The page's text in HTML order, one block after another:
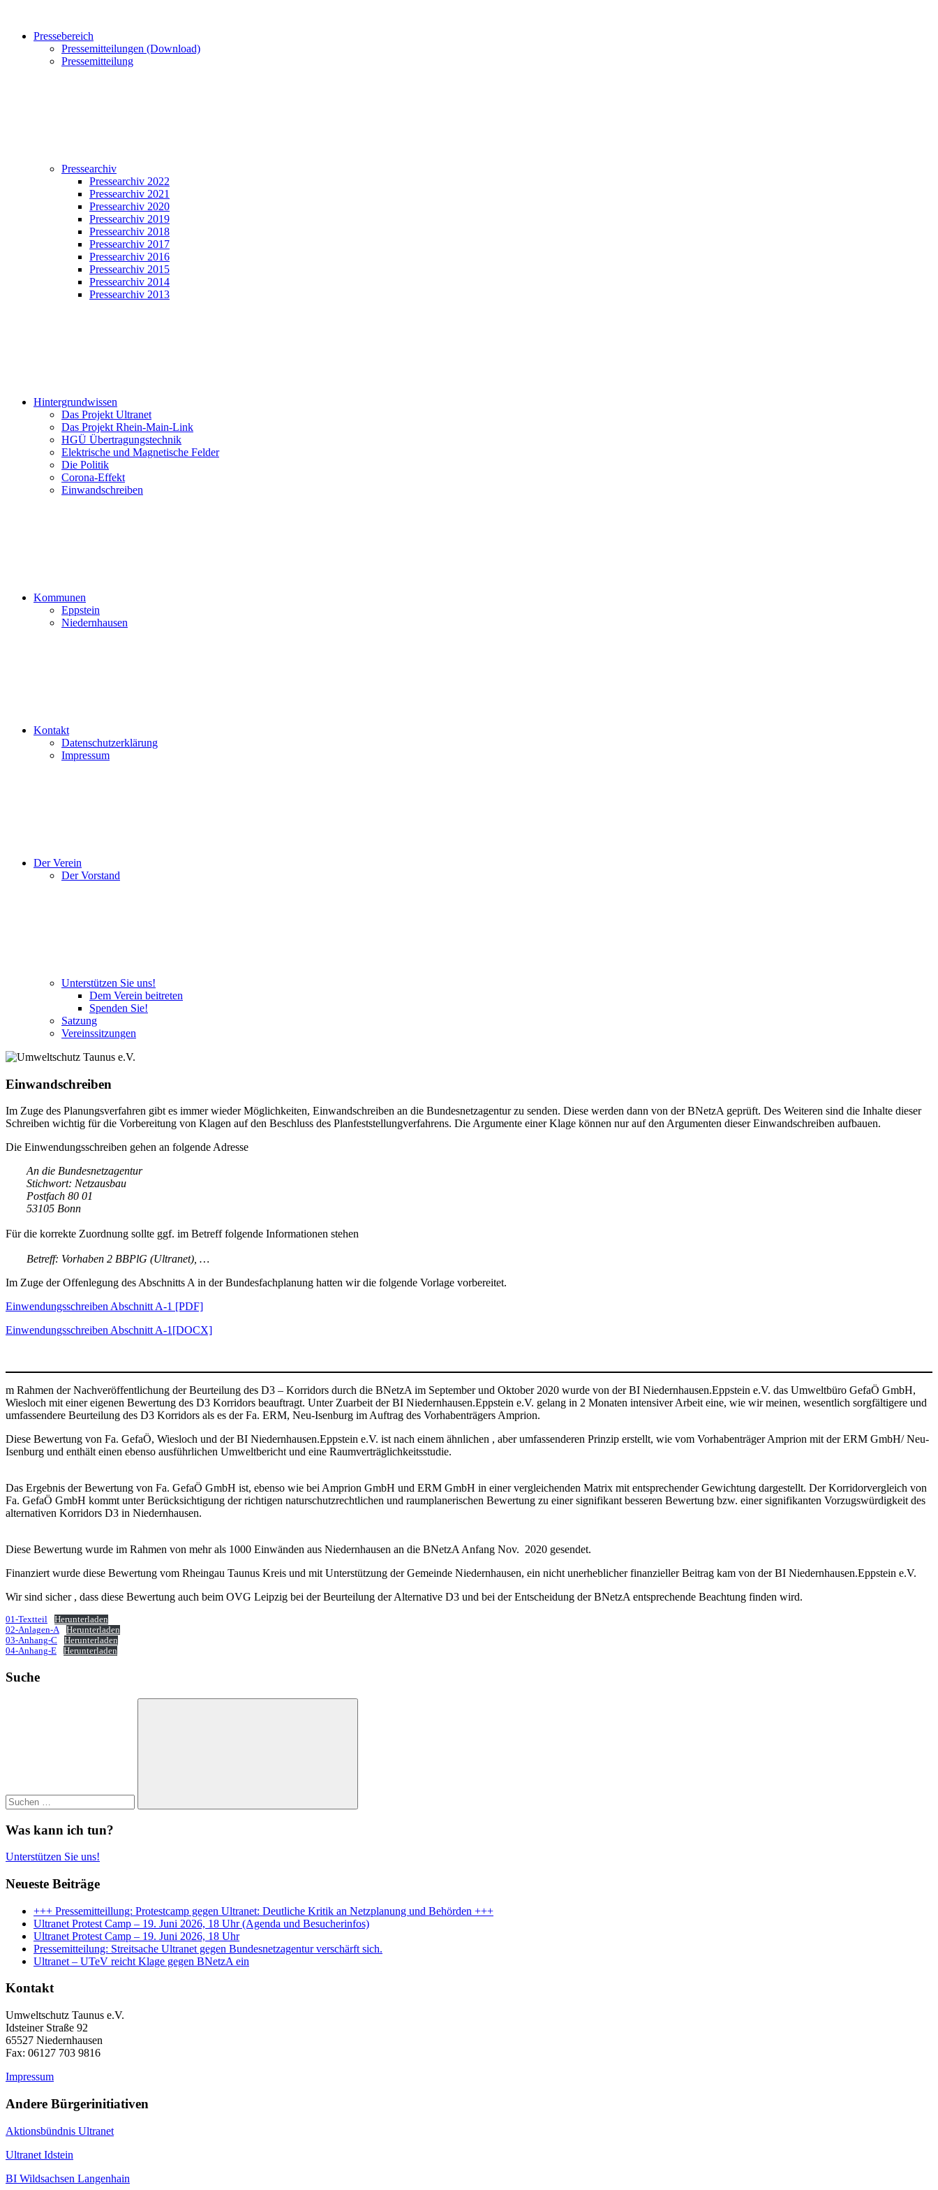
Pressebereich
Pressemitteilungen (Download)
Pressemitteilung
Pressearchiv
Pressearchiv 2022
Pressearchiv 2021
Pressearchiv 2020
Pressearchiv 2019
Pressearchiv 2018
Pressearchiv 2017
Pressearchiv 2016
Pressearchiv 2015
Pressearchiv 2014
Pressearchiv 2013
Hintergrundwissen
Das Projekt Ultranet
Das Projekt Rhein-Main-Link
HGÜ Übertragungstechnik
Elektrische und Magnetische Felder
Die Politik
Corona-Effekt
Einwandschreiben
Kommunen
Eppstein
Niedernhausen
Kontakt
Datenschutzerklärung
Impressum
Der Verein
Der Vorstand
Unterstützen Sie uns!
Dem Verein beitreten
Spenden Sie!
Satzung
Vereinssitzungen
Einwandschreiben
Im Zuge des Planungsverfahren gibt es immer wieder Möglichkeiten, Einwandschreiben an die Bundesnetzagentur zu senden. Diese werden dann von der BNetzA geprüft. Des Weiteren sind die Inhalte dieser
Schreiben wichtig für die Vorbereitung von Klagen auf den Beschluss des Planfeststellungverfahrens. Die Argumente einer Klage können nur auf den Argumenten dieser Einwandschreiben aufbauen.
Die Einwendungsschreiben gehen an folgende Adresse
An die Bundesnetzagentur
Stichwort: Netzausbau
Postfach 80 01
53105 Bonn
Für die korrekte Zuordnung sollte ggf. im Betreff folgende Informationen stehen
Betreff: Vorhaben 2 BBPlG (Ultranet), …
Im Zuge der Offenlegung des Abschnitts A in der Bundesfachplanung hatten wir die folgende Vorlage vorbereitet.
Einwendungsschreiben Abschnitt A-1 [PDF]
Einwendungsschreiben Abschnitt A-1[DOCX]
m Rahmen der Nachveröffentlichung der Beurteilung des D3 – Korridors durch die BNetzA im September und Oktober 2020 wurde von der BI Niedernhausen.Eppstein e.V. das Umweltbüro GefaÖ GmbH,
Wiesloch mit einer eigenen Bewertung des D3 Korridors beauftragt. Unter Zuarbeit der BI Niedernhausen.Eppstein e.V. gelang in 2 Monaten intensiver Arbeit eine, wie wir meinen, wesentlich sorgfältigere und
umfassendere Beurteilung des D3 Korridors als es der Fa. ERM, Neu-Isenburg im Auftrag des Vorhabenträgers Amprion.
Diese Bewertung von Fa. GefaÖ, Wiesloch und der BI Niedernhausen.Eppstein e.V. ist nach einem ähnlichen , aber umfassenderen Prinzip erstellt, wie vom Vorhabenträger Amprion mit der ERM GmbH/ Neu-
Isenburg und enthält einen ebenso ausführlichen Umweltbericht und eine Raumverträglichkeitsstudie.
Das Ergebnis der Bewertung von Fa. GefaÖ GmbH ist, ebenso wie bei Amprion GmbH und ERM GmbH in einer vergleichenden Matrix mit entsprechender Gewichtung dargestellt. Der Korridorvergleich von
Fa. GefaÖ GmbH kommt unter Berücksichtigung der richtigen naturschutzrechtlichen und raumplanerischen Bewertung zu einer signifikant besseren Bewertung bzw. einer signifikanten Vorzugswürdigkeit des
alternativen Korridors D3 in Niedernhausen.
Diese Bewertung wurde im Rahmen von mehr als 1000 Einwänden aus Niedernhausen an die BNetzA Anfang Nov. 2020 gesendet.
Finanziert wurde diese Bewertung vom Rheingau Taunus Kreis und mit Unterstützung der Gemeinde Niedernhausen, ein nicht unerheblicher finanzieller Beitrag kam von der BI Niedernhausen.Eppstein e.V.
Wir sind sicher , dass diese Bewertung auch beim OVG Leipzig bei der Beurteilung der Alternative D3 und bei der Entscheidung der BNetzA entsprechende Beachtung finden wird.
01-Textteil
Herunterladen
02-Anlagen-A
Herunterladen
03-Anhang-C
Herunterladen
04-Anhang-E
Herunterladen
Suche
Suchen
Was kann ich tun?
Unterstützen Sie uns!
Neueste Beiträge
+++ Pressemitteillung: Protestcamp gegen Ultranet: Deutliche Kritik an Netzplanung und Behörden +++
Ultranet Protest Camp – 19. Juni 2026, 18 Uhr (Agenda und Besucherinfos)
Ultranet Protest Camp – 19. Juni 2026, 18 Uhr
Pressemitteilung: Streitsache Ultranet gegen Bundesnetzagentur verschärft sich.
Ultranet – UTeV reicht Klage gegen BNetzA ein
Kontakt
Umweltschutz Taunus e.V.
Idsteiner Straße 92
65527 Niedernhausen
Fax: 06127 703 9816
Impressum
Andere Bürgerinitiativen
Aktionsbündnis Ultranet
Ultranet Idstein
BI Wildsachsen Langenhain